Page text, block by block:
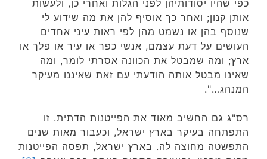
כפי שהיו יסודותיהן לפני הגלות ואחרי כן, ולעשות
אותן קנון; ואחר כך אוסיף להן את מה שידוע לי
שנוסף בהן או נשמט מהן לפי ראות עיני אחדים
העושים על דעת עצמם, אנשי כפר או עיר או פלך או
ארץ; ומה שמבטל את הכוונה אסרתי לומר, ומה
שאינו מבטל אותה הודעתי עם זאת שאיננו מעיקר
המנהג…".
רס"ג גם החשיב מאוד את הפייטנות הדתית. זו
התפתחה בעיקר בארץ ישראל, וכעבור מאות שנים
התפשטה מחוצה לה. בארץ ישראל, תפסה הפייטנות